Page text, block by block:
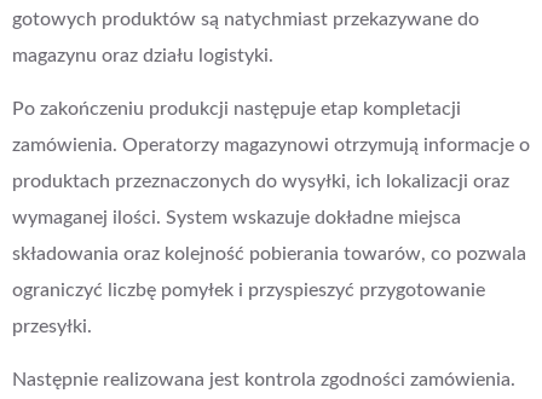
gotowych produktów są natychmiast przekazywane do
magazynu oraz działu logistyki.
Po zakończeniu produkcji następuje etap kompletacji
zamówienia. Operatorzy magazynowi otrzymują informacje o
produktach przeznaczonych do wysyłki, ich lokalizacji oraz
wymaganej ilości. System wskazuje dokładne miejsca
składowania oraz kolejność pobierania towarów, co pozwala
ograniczyć liczbę pomyłek i przyspieszyć przygotowanie
przesyłki.
Następnie realizowana jest kontrola zgodności zamówienia.